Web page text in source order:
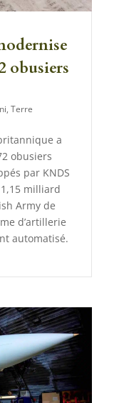
obusiers
,Terre
a
obusiers
par KNDS
milliard
Army de
d’artillerie
automatisé.